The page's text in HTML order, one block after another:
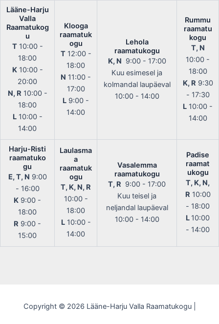
Lääne-Harju
Valla
Raamatukog
u
T10:00 -
18:00
K10:00 -
20:00
N, R 10:00 -
18:00
L10:00 -
14:00
Klooga
raamatuk
ogu
T12:00 -
18:00
N 11:00 -
17:00
L 9:00 -
14:00
Lehola
raamatukogu
K, N 9:00 - 17:00
Kuu esimesel ja
kolmandal laupäeval
10:00 - 14:00
Rummu
raamatu
kogu
T, N
10:00 -
18:00
K, R 9:30
- 17:30
L 10:00 -
14:00
Harju-Risti
raamatuko
gu
E, T, N 9:00
- 16:00
K 9:00 -
18:00
R 9:00 -
15:00
Laulasma
a
raamatuk
ogu
T, K, N, R
10:00 -
18:00
L10:00 -
14:00
Vasalemma
raamatukogu
T, R 9:00 - 17:00
Kuu teisel ja
neljandal laupäeval
10:00 - 14:00
Padise
raamat
ukogu
T, K, N,
R 10:00
- 18:00
L 10:00
- 14:00
Copyright © 2026 Lääne-Harju Valla Raamatukogu |